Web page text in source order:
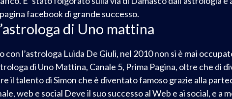
facebook di grande successo.
di Uno mattina
con l’astrologa Luida De Giuli, nel 2010 non si è mai
di Uno Mattina, Canale 5, Prima Pagina, oltre che di
il talento di Simon che è diventato famoso grazie alla
web e social Deve il suo successo al Web e ai social, e a